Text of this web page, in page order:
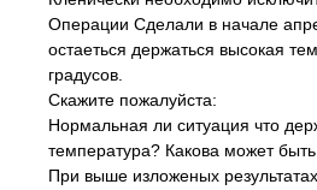
Операции Сделали в начале
остаеться держаться высокая
градусов.
Скажите пожалуйста:
Нормальная ли ситуация что
температура? Какова может
При выше изложеных